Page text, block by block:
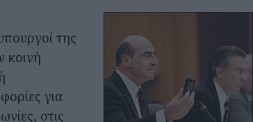
της
κοινή
για
στις